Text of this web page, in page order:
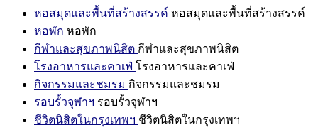
หอสมุดและพื้นที่สร้างสรรค์ หอสมุดและพื้นที่สร้างสรรค์
หอพัก หอพัก
กีฬาและสุขภาพนิสิต กีฬาและสุขภาพนิสิต
โรงอาหารและคาเฟ่ โรงอาหารและคาเฟ่
กิจกรรมและชมรม กิจกรรมและชมรม
รอบรั้วจุฬาฯ รอบรั้วจุฬาฯ
ชีวิตนิสิตในกรุงเทพฯ ชีวิตนิสิตในกรุงเทพฯ